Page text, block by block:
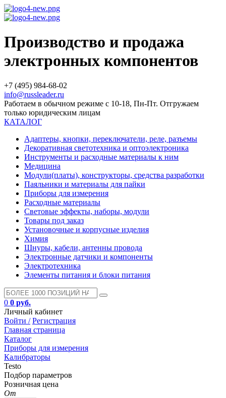
Производство и продажа
электронных компонентов
+7 (495) 984-68-02
info@russleader.ru
Работаем в обычном режиме с 10-18, Пн-Пт. Отгружаем
только юридическим лицам
КАТАЛОГ
Адаптеры, кнопки, переключатели, реле, разъемы
Декоративная светотехника и оптоэлектроника
Инструменты и расходные материалы к ним
Медицина
Модули(платы), конструкторы, средства разработки
Паяльники и материалы для пайки
Приборы для измерения
Расходные материалы
Световые эффекты, наборы, модули
Товары под заказ
Установочные и корпусные изделия
Химия
Шнуры, кабели, антенны провода
Электронные датчики и компоненты
Электротехника
Элементы питания и блоки питания
0 0 руб.
Личный кабинет
Войти / Регистрация
Главная страница
Каталог
Приборы для измерения
Калибраторы
Testo
Подбор параметров
Розничная цена
От